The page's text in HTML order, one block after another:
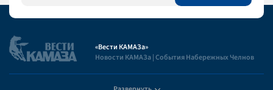
«Вести КАМАЗа»
Новости КАМАЗа | События Набережных Челнов